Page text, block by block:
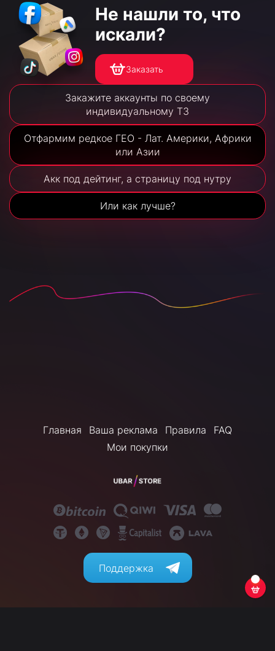
Не нашли то, что
искали?
Заказать
Закажите аккаунты по своему
индивидуальному ТЗ
Отфармим редкое ГЕО - Лат. Америки, Африки
или Азии
Акк под дейтинг, а страницу под нутру
Или как лучше?
Главная Ваша реклама Правила
FAQ
Мои покупки
Поддержка